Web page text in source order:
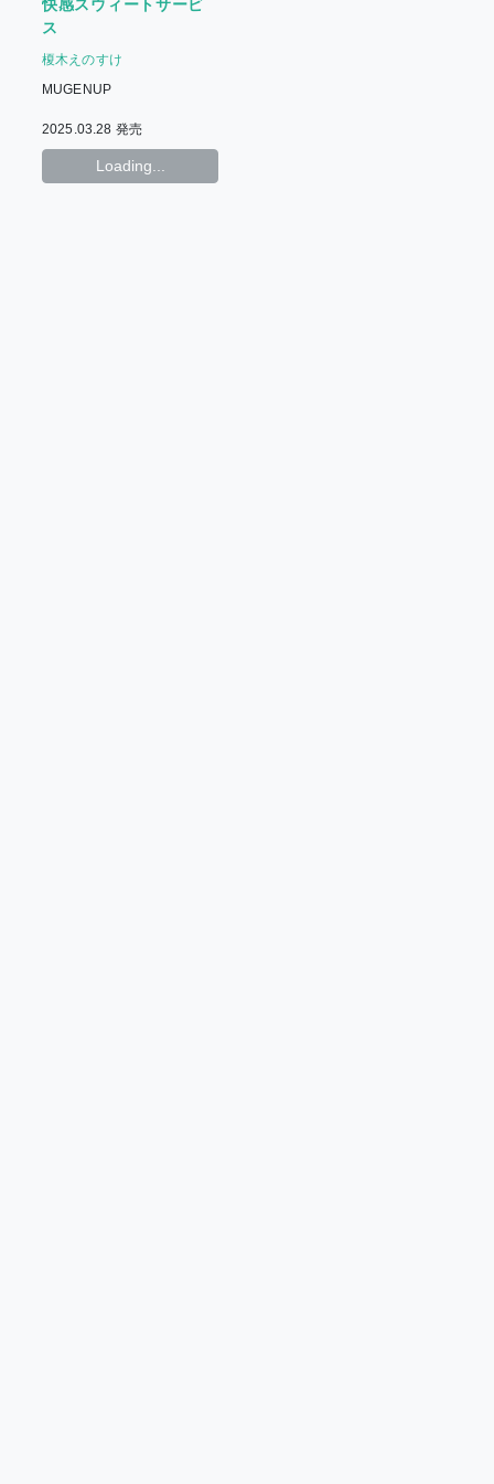
快感スウィートサービ
ス
榎木えのすけ
MUGENUP
2025.03.28 発売
Loading...